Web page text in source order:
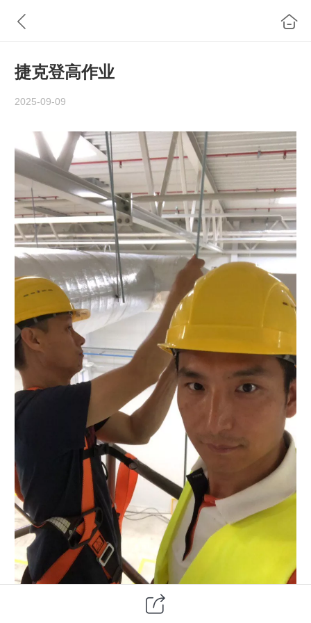
捷克登高作业
2025-09-09